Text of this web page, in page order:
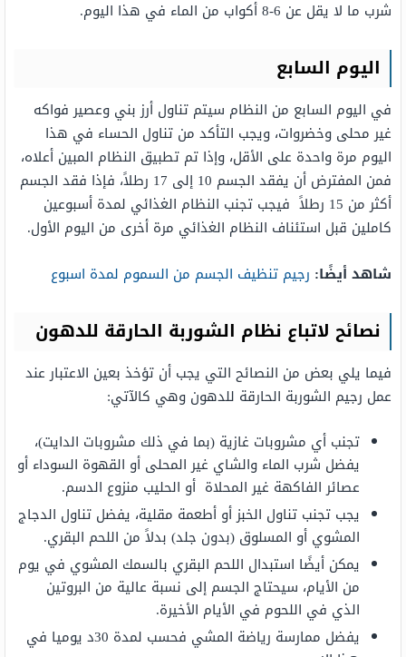
شرب ما لا يقل عن 6-8 أكواب من الماء في هذا اليوم.
اليوم السابع
في اليوم السابع من النظام سيتم تناول أرز بني وعصير فواكه
غير محلى وخضروات، ويجب التأكد من تناول الحساء في هذا
اليوم مرة واحدة على الأقل، وإذا تم تطبيق النظام المبين أعلاه،
فمن المفترض أن يفقد الجسم 10 إلى 17 رطلاً، فإذا فقد الجسم
أكثر من 15 رطلاً فيجب تجنب النظام الغذائي لمدة أسبوعين
كاملين قبل استئناف النظام الغذائي مرة أخرى من اليوم الأول.
شاهد أيضًا: رجيم تنظيف الجسم من السموم لمدة اسبوع
نصائح لاتباع نظام الشوربة الحارقة للدهون
فيما يلي بعض من النصائح التي يجب أن تؤخذ بعين الاعتبار عند
عمل رجيم الشوربة الحارقة للدهون وهي كالآتي:
تجنب أي مشروبات غازية (بما في ذلك مشروبات الدايت)،
يفضل شرب الماء والشاي غير المحلى أو القهوة السوداء أو
عصائر الفاكهة غير المحلاة أو الحليب منزوع الدسم.
يجب تجنب تناول الخبز أو أطعمة مقلية، يفضل تناول الدجاج
المشوي أو المسلوق (بدون جلد) بدلاً من اللحم البقري.
يمكن أيضًا استبدال اللحم البقري بالسمك المشوي في يوم
من الأيام، سيحتاج الجسم إلى نسبة عالية من البروتين
الذي في اللحوم في الأيام الأخيرة.
يفضل ممارسة رياضة المشي فحسب لمدة 30د يوميا في